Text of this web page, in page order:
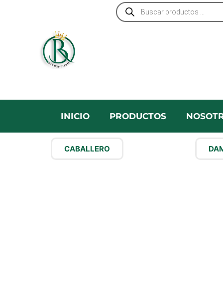
Búsqueda
de
productos
INICIO PRODUCTOS
CABALLERO